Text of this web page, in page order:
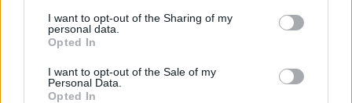
not limited to your visit or usage behaviour. You may click to
grant or deny consent to Google and its third-party tags to
use your data for below specified purposes in below Google
consent section.
I want to opt-out of the Sharing of my
personal data.
Opted In
I want to opt-out of the Sale of my
Personal Data.
Opted In